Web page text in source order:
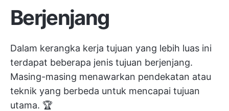
Berjenjang
Dalam kerangka kerja tujuan yang lebih luas ini
terdapat beberapa jenis tujuan berjenjang.
Masing-masing menawarkan pendekatan atau
teknik yang berbeda untuk mencapai tujuan
utama. 🏆